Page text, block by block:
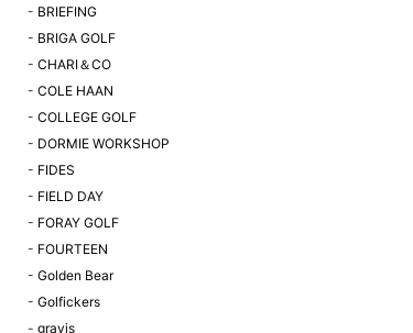
- BRIEFING
- BRIGA GOLF
- CHARI＆CO
- COLE HAAN
- COLLEGE GOLF
- DORMIE WORKSHOP
- FIDES
- FIELD DAY
- FORAY GOLF
- FOURTEEN
- Golden Bear
- Golfickers
- gravis